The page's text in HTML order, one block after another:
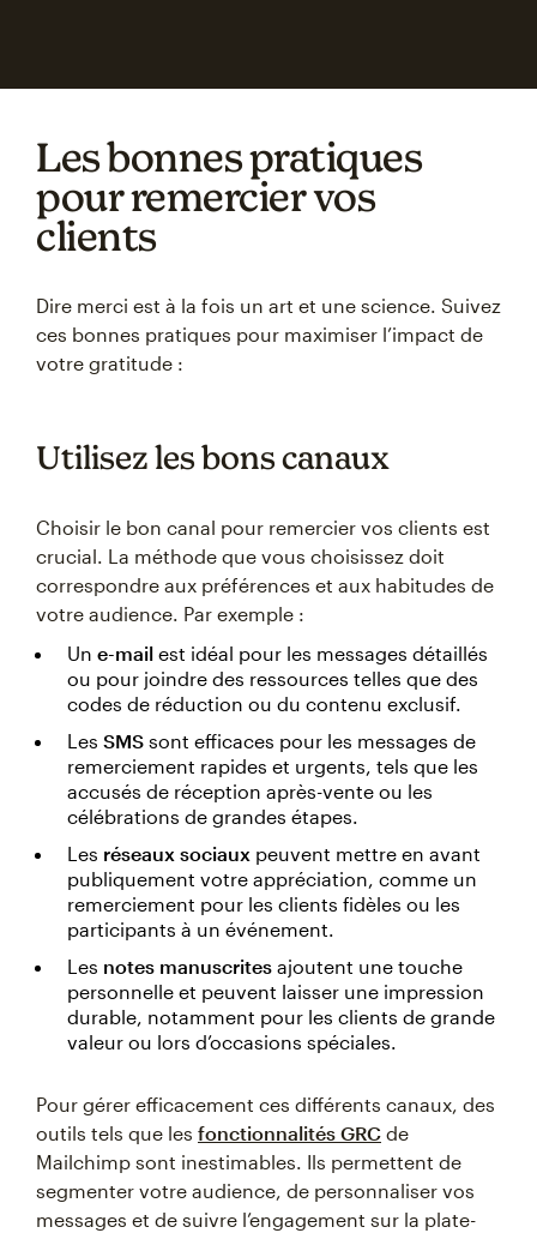
Les bonnes pratiques
pour remercier vos
clients
Dire merci est à la fois un art et une science. Suivez
ces bonnes pratiques pour maximiser l’impact de
votre gratitude :
Utilisez les bons canaux
Choisir le bon canal pour remercier vos clients est
crucial. La méthode que vous choisissez doit
correspondre aux préférences et aux habitudes de
votre audience. Par exemple :
Un e-mail est idéal pour les messages détaillés
ou pour joindre des ressources telles que des
codes de réduction ou du contenu exclusif.
Les SMS sont efficaces pour les messages de
remerciement rapides et urgents, tels que les
accusés de réception après-vente ou les
célébrations de grandes étapes.
Les réseaux sociaux peuvent mettre en avant
publiquement votre appréciation, comme un
remerciement pour les clients fidèles ou les
participants à un événement.
Les notes manuscrites ajoutent une touche
personnelle et peuvent laisser une impression
durable, notamment pour les clients de grande
valeur ou lors d’occasions spéciales.
Pour gérer efficacement ces différents canaux, des
outils tels que les fonctionnalités GRC de
Mailchimp sont inestimables. Ils permettent de
segmenter votre audience, de personnaliser vos
messages et de suivre l’engagement sur la plate-